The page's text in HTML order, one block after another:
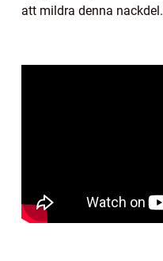
att mildra denna nackdel.